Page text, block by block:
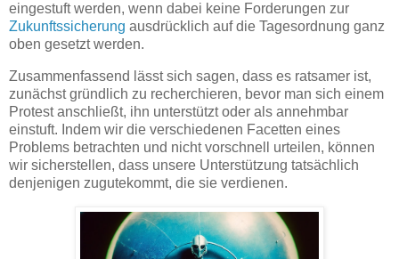
eingestuft werden, wenn dabei keine Forderungen zur
Zukunftssicherung ausdrücklich auf die Tagesordnung ganz
oben gesetzt werden.
Zusammenfassend lässt sich sagen, dass es ratsamer ist,
zunächst gründlich zu recherchieren, bevor man sich einem
Protest anschließt, ihn unterstützt oder als annehmbar
einstuft. Indem wir die verschiedenen Facetten eines
Problems betrachten und nicht vorschnell urteilen, können
wir sicherstellen, dass unsere Unterstützung tatsächlich
denjenigen zugutekommt, die sie verdienen.